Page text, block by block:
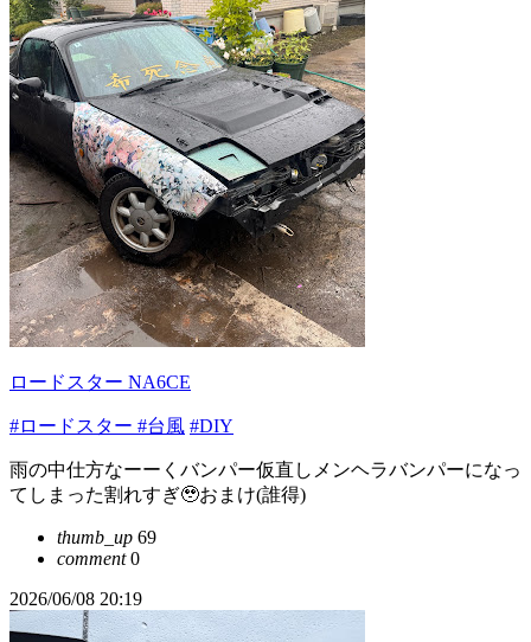
ロードスター NA6CE
#ロードスター #台風 #DIY
雨の中仕方なーーくバンパー仮直しメンヘラバンパーになっ
てしまった割れすぎ🥹おまけ(誰得)
thumb_up 69
comment0
2026/06/08 20:19